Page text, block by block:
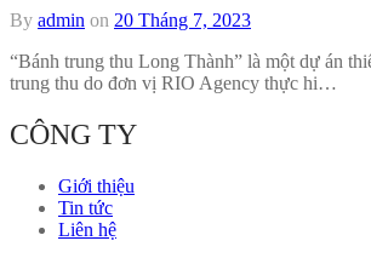
By admin on 20 Tháng 7, 2023
“Bánh trung thu Long Thành” là một dự án
trung thu do đơn vị RIO Agency thực hi…
CÔNG TY
Giới thiệu
Tin tức
Liên hệ